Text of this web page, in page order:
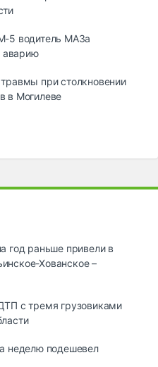
5 водитель МАЗа
аварию
при столкновении
в Могилеве
год раньше привели в
Хованское –
с тремя грузовиками
неделю подешевел